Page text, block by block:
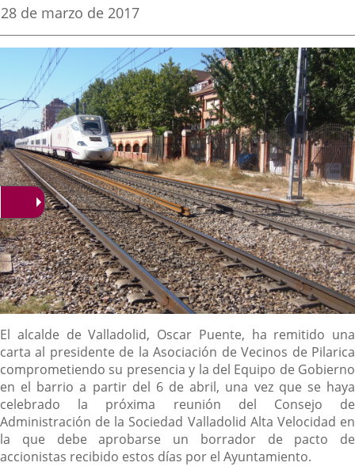
aplicación
externa.
aplicación
externa.
Fecha
la
noticia
28 de marzo de 2017
Descripción
El alcalde de Valladolid, Oscar Puente, ha remitido una
carta al presidente de la Asociación de Vecinos de Pilarica
comprometiendo su presencia y la del Equipo de Gobierno
en el barrio a partir del 6 de abril, una vez que se haya
celebrado la próxima reunión del Consejo de
Administración de la Sociedad Valladolid Alta Velocidad en
la que debe aprobarse un borrador de pacto de
accionistas recibido estos días por el Ayuntamiento.